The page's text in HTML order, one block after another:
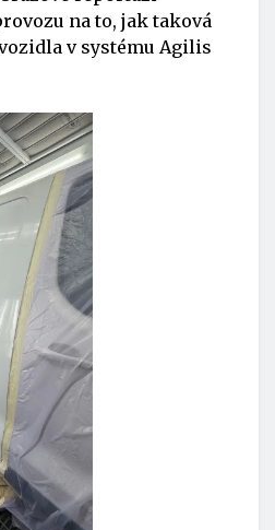
na to, jak taková
v systému Agilis